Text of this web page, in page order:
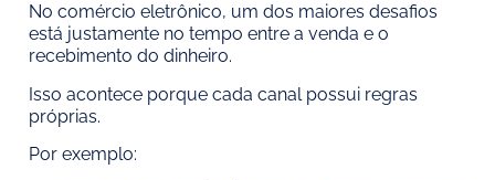
No comércio eletrônico, um dos maiores desafios
está justamente no tempo entre a venda e o
recebimento do dinheiro.
Isso acontece porque cada canal possui regras
próprias.
Por exemplo: